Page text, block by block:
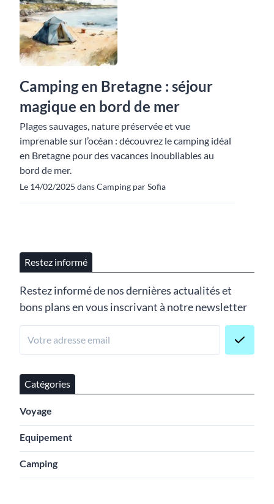
Camping en Bretagne : séjour
magique en bord de mer
Plages sauvages, nature préservée et vue
imprenable sur l’océan : découvrez le camping idéal
en Bretagne pour des vacances inoubliables au
bord de mer.
Le 14/02/2025 dans Camping par Sofia
Restez informé
Restez informé de nos dernières actualités et
bons plans en vous inscrivant à notre newsletter
Catégories
Voyage
Equipement
Camping